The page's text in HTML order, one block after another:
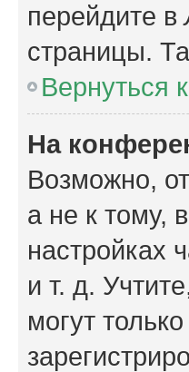
перейдите в
страницы.
Вернуться
На
Возможно,
а не к тому,
настройках
и т. д.
могут